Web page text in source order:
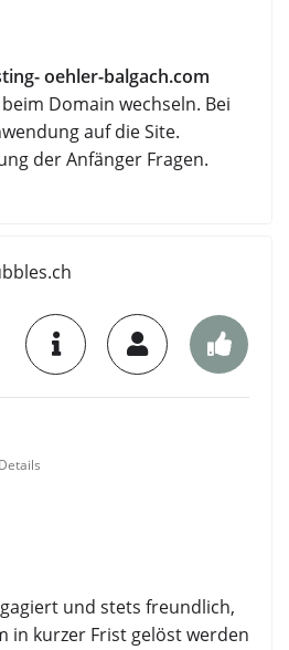
oehler-balgach.com
Domain wechseln. Bei
auf die Site.
der Anfänger Fragen.
Details
und stets freundlich,
in kurzer Frist gelöst werden